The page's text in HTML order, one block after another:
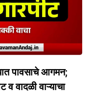
पावसाचे आगमन;
व वादळी वाऱ्याचा